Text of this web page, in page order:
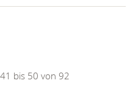
bis 50 von 92